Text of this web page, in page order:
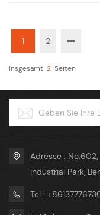
1 2
Insgesamt 2 Seiten
Adresse :
Industrial Park,
Tel :